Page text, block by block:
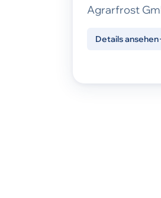
Agrarfrost
Details ansehen